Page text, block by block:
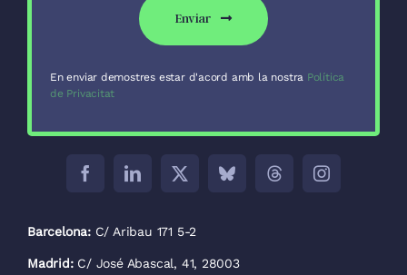
Enviar
En enviar demostres estar d'acord amb la nostra Política
de Privacitat
Barcelona:C/ Aribau 171 5-2
Madrid:C/ José Abascal, 41, 28003